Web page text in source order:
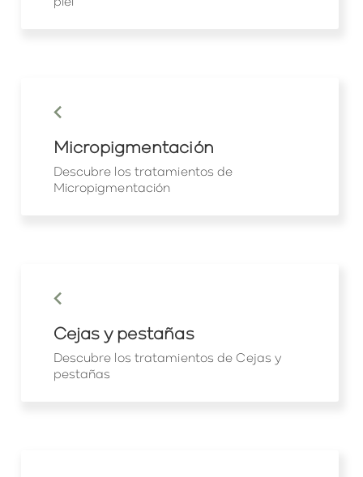
keyboard_arrow_left
Micropigmentación
Descubre los tratamientos de
Micropigmentación
keyboard_arrow_left
Cejas y pestañas
Descubre los tratamientos de Cejas y
pestañas